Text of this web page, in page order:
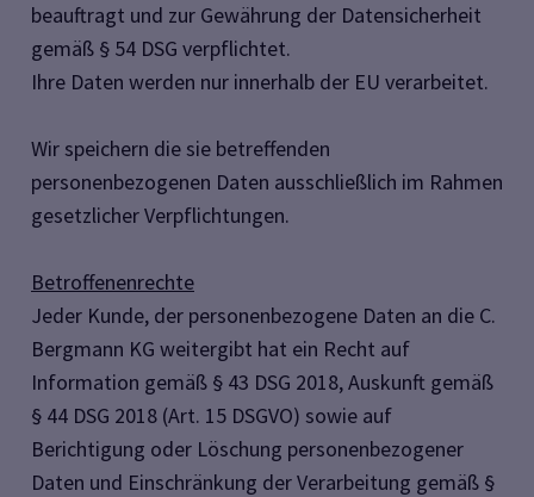
beauftragt und zur Gewährung der Datensicherheit
gemäß § 54 DSG verpflichtet.
Ihre Daten werden nur innerhalb der EU verarbeitet.
Wir speichern die sie betreffenden
personenbezogenen Daten ausschließlich im Rahmen
gesetzlicher Verpflichtungen.
Betroffenenrechte
Jeder Kunde, der personenbezogene Daten an die C.
Bergmann KG weitergibt hat ein Recht auf
Information gemäß § 43 DSG 2018, Auskunft gemäß
§ 44 DSG 2018 (Art. 15 DSGVO) sowie auf
Berichtigung oder Löschung personenbezogener
Daten und Einschränkung der Verarbeitung gemäß §